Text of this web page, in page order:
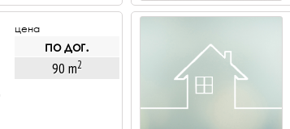
цена
по дог.
90 m2